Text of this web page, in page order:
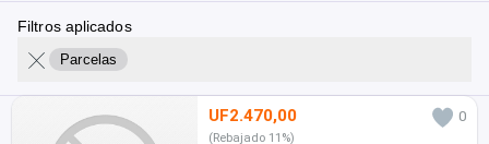
Filtros aplicados
Parcelas
UF2.470,00 0
(Rebajado 11%)